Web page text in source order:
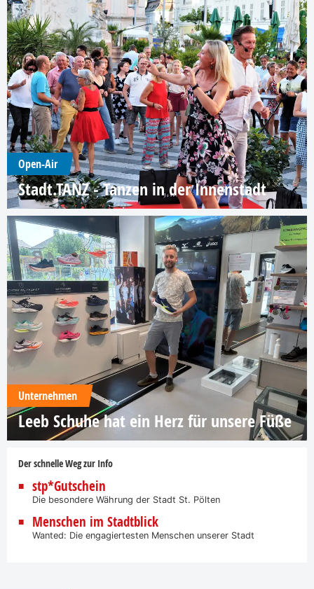
Open-Air
Stadt.TANZ - Tanzen in der Innenstadt
Unternehmen
Leeb Schuhe hat ein Herz für unsere Füße
Der schnelle Weg zur Info
stp*Gutschein
Die besondere Währung der Stadt St. Pölten
Menschen im Stadtblick
Wanted: Die engagiertesten Menschen unserer Stadt